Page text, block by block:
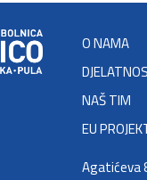
O NAMA
NAŠ TIM
EU
Agatićeva